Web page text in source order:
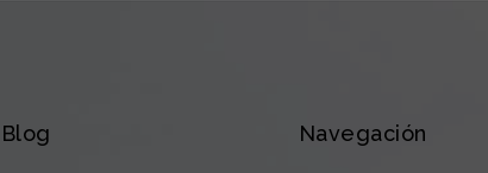
Blog Navegación